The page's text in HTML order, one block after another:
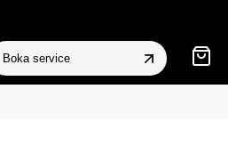
Boka service